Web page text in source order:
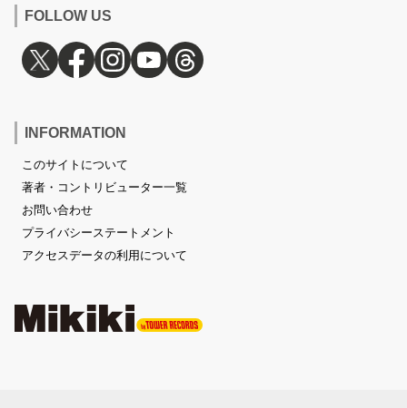
FOLLOW US
INFORMATION
このサイトについて
著者・コントリビューター一覧
お問い合わせ
プライバシーステートメント
アクセスデータの利用について